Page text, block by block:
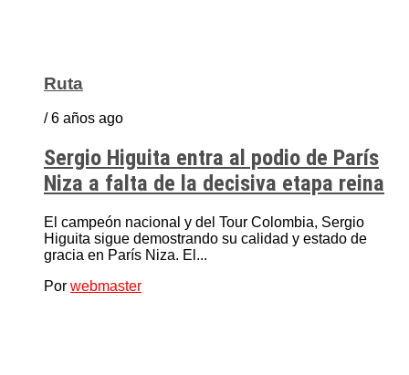
Ruta
/ 6 años ago
Sergio Higuita entra al podio de París
Niza a falta de la decisiva etapa reina
El campeón nacional y del Tour Colombia, Sergio
Higuita sigue demostrando su calidad y estado de
gracia en París Niza. El...
Por webmaster